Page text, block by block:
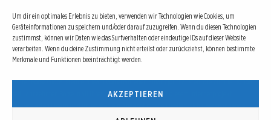
Um dir ein optimales Erlebnis zu bieten, verwenden wir Technologien wie Cookies, um
Geräteinformationen zu speichern und/oder darauf zuzugreifen. Wenn du diesen Technologien
zustimmst, können wir Daten wie das Surfverhalten oder eindeutige IDs auf dieser Website
verarbeiten. Wenn du deine Zustimmung nicht erteilst oder zurückziehst, können bestimmte
Merkmale und Funktionen beeinträchtigt werden.
AKZEPTIEREN
Erfolgreiche Börsengeschäfte bedingen vor allem drei Dinge: Verlässliche Informationen,
richtige Interpretationen und unabhängige Informationsquellen. Diese drei Bausteine sind
auch die redaktionelle Leitlinie von Börse Global.
Hinter Börse Global steht ein Team von erfahrenen Finanzjournalisten, die zum Teil schon
seit Jahrzehnten Börse in all ihren Facetten leben und mit diesem Internetprojekt
interessierten Lesern und Investoren ein Angebot machen wollen, sich über spannende
Entwicklungen, Tendenzen, Chancen und Risiken von Börsen-Investments zu informieren.